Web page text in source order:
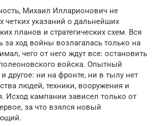
Михаил Илларионович не
четких указаний о дальнейших
планов и стратегических схем. Вся
за ход войны возлагалась только на
чего от него ждут все: остановить
войска. Опытный
и другое: ни на фронте, ни в тылу нет
людей, техники, вооружения и
Исход кампании зависел только от
за что взялся новый